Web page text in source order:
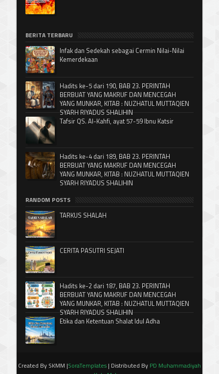
BERITA TERBARU
Infak dan Sedekah sebagai Cermin Nilai-Nilai
Kemerdekaan
Hadits ke-5 dari 190, BAB 23. PERINTAH
BERBUAT YANG MAKRUF DAN MENCEGAH
YANG MUNKAR, KITAB : NUZHATUL MUTTAQIEN
SYARH RIYADUS SHALIHIN
Tafsir QS. Al-Kahfi, ayat 57-59 Ibnu Katsir
Hadits ke-4 dari 189, BAB 23. PERINTAH
BERBUAT YANG MAKRUF DAN MENCEGAH
YANG MUNKAR, KITAB : NUZHATUL MUTTAQIEN
SYARH RIYADUS SHALIHIN
RANDOM POSTS
TARKUS SHALAH
CERITA PASUTRI SEJATI
Hadits ke-2 dari 187, BAB 23. PERINTAH
BERBUAT YANG MAKRUF DAN MENCEGAH
YANG MUNKAR, KITAB : NUZHATUL MUTTAQIEN
SYARH RIYADUS SHALIHIN
Etika dan Ketentuan Shalat Idul Adha
Created By SKMM |SoraTemplates | Distributed By PD Muhammadiyah